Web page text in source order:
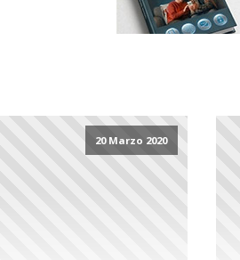
20 Marzo 2020